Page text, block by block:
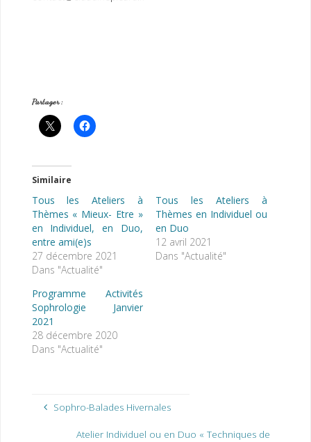
Partager :
Similaire
Tous les Ateliers à
Thèmes « Mieux- Etre »
en Individuel, en Duo,
entre ami(e)s
27 décembre 2021
Dans "Actualité"
Tous les Ateliers à
Thèmes en Individuel ou
en Duo
12 avril 2021
Dans "Actualité"
Programme Activités
Sophrologie Janvier
2021
28 décembre 2020
Dans "Actualité"
Sophro-Balades Hivernales
Atelier Individuel ou en Duo « Techniques de